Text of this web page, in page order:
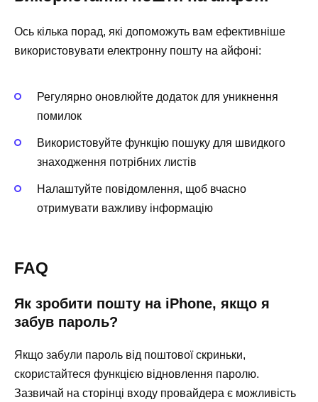
Ось кілька порад, які допоможуть вам ефективніше
використовувати електронну пошту на айфоні:
Регулярно оновлюйте додаток для уникнення
помилок
Використовуйте функцію пошуку для швидкого
знаходження потрібних листів
Налаштуйте повідомлення, щоб вчасно
отримувати важливу інформацію
FAQ
Як зробити пошту на iPhone, якщо я
забув пароль?
Якщо забули пароль від поштової скриньки,
скористайтеся функцією відновлення паролю.
Зазвичай на сторінці входу провайдера є можливість